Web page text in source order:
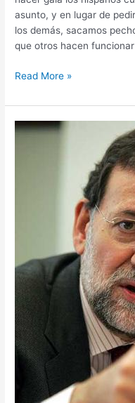
asunto, y en lugar de
los demás, sacamos
que otros hacen
Read More »
La
al
trigo!!